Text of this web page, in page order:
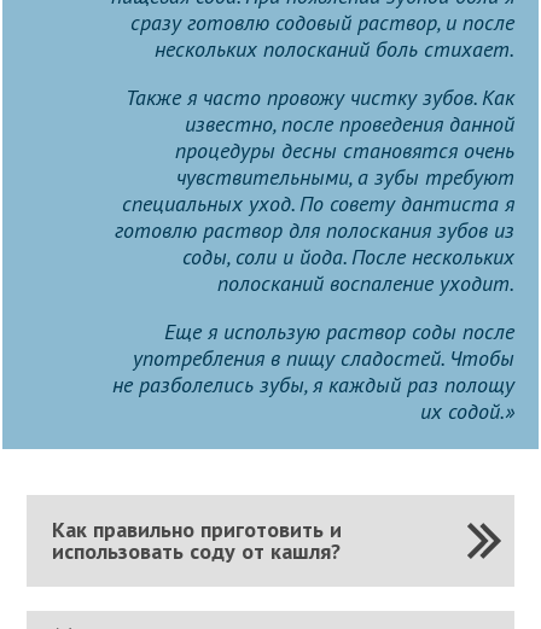
сразу готовлю содовый раствор, и после
нескольких полосканий боль стихает.
Также я часто провожу чистку зубов. Как
известно, после проведения данной
процедуры десны становятся очень
чувствительными, а зубы требуют
специальных уход. По совету дантиста я
готовлю раствор для полоскания зубов из
соды, соли и йода. После нескольких
полосканий воспаление уходит.
Еще я использую раствор соды после
употребления в пищу сладостей. Чтобы
не разболелись зубы, я каждый раз полощу
их содой.»
Как правильно приготовить и
использовать соду от кашля?